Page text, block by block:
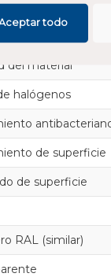
todo
fijación
del material
halógenos
de superficie
de superficie
RAL (similar)